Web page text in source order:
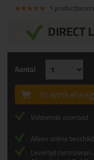
1
DIRECT
Aantal
In
Voldoende voorraad
Alleen online
Levertijd